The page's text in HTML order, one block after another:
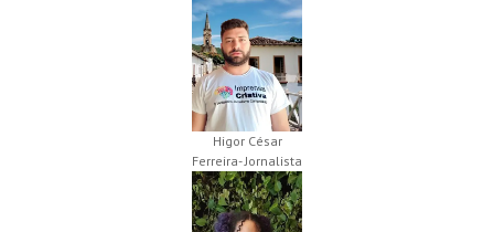
Higor César
Ferreira- Jornalista